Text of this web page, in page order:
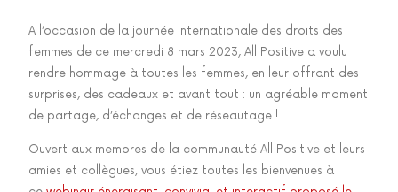
A l’occasion de la journée Internationale des droits des
femmes de ce mercredi 8 mars 2023, All Positive a voulu
rendre hommage à toutes les femmes, en leur offrant des
surprises, des cadeaux et avant tout : un agréable moment
de partage, d’échanges et de réseautage !
Ouvert aux membres de la communauté All Positive et leurs
amies et collègues, vous étiez toutes les bienvenues à